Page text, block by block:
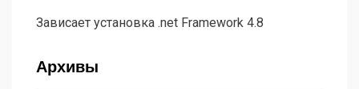
Зависает установка .net Framework 4.8
Архивы